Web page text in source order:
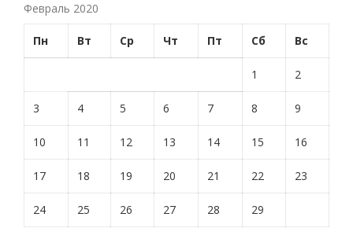
Февраль 2020
Пн Вт Ср Чт Пт Сб Вс
1 2
3 4 5 6 7 8 9
10 11 12 13 14 15 16
17 18 19 20 21 22 23
24 25 26 27 28 29